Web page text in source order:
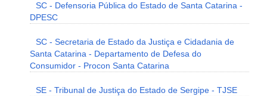
SC - Defensoria Pública do Estado de Santa Catarina -
DPESC
SC - Secretaria de Estado da Justiça e Cidadania de
Santa Catarina - Departamento de Defesa do
Consumidor - Procon Santa Catarina
SE - Tribunal de Justiça do Estado de Sergipe - TJSE